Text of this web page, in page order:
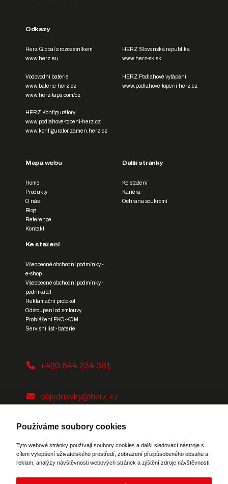
Používáme soubory cookies
Tyto webové stránky používají soubory cookies a další sledovací nástroje s
cílem vylepšení uživatelského prostředí, zobrazení přizpůsobeného obsahu a
reklam, analýzy návštěvnosti webových stránek a zjištění zdroje návštěvnosti.
Odkazy
Herz Global s rozcestníkem
www.herz.eu
Vodovodní baterie
www.baterie-herz.cz
www.herz-taps.com/cz
HERZ Slovenská republika
www.herz-sk.sk
HERZ Podlahové vytápění
www.podlahove-topeni-herz.cz
HERZ Konfigurátory
www.podlahove-topeni-herz.cz
www.konfigurator.zamen.herz.cz
Mapa webu
Home
Produkty
O nás
Blog
Reference
Kontakt
Další stránky
Ke stažení
Kariéra
Ochrana soukromí
Ke stažení
Všeobecné obchodní podmínky -
e-shop
Všeobecné obchodní podmínky -
podnikatel
Reklamační protokol
Odstoupení od smlouvy
Prohlášení EKO-KOM
Servisní list - baterie
+420 544 234 381
objednavky@herz.cz